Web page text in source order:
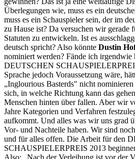
Überlegungen wie, muss es ein
muss es ein Schauspieler sein, der im
zu Hause ist? Da versuchen wir gerade
Statuten zu entwickeln. Ist es
deutsch spricht? Also könnte Dustin
nominiert werden? Fände ich irgendwie
DEUTSCHEN
Sprache jedoch Voraussetzung wäre,
„Inglourious Basterds" nicht
sich, in welche Richtung kann das
Menschen hinten über fallen. Aber wir
Jahre Kategorien und Verfahren
aufkommt. Und alles was wir uns grad
Vor- und Nachteile haben. Wir sind
und für alles offen. Die Arbeit für den
SCHAUSPIELERPREIS 2013
Also: „Nach der Verleihung ist vor der